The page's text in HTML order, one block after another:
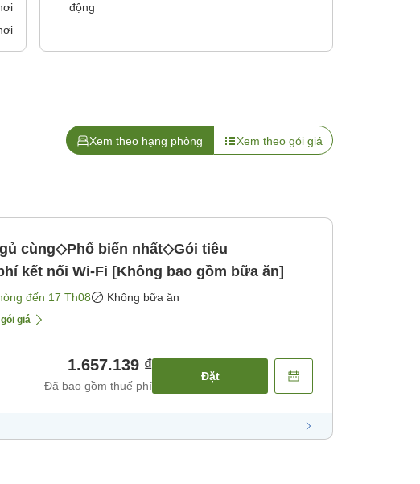
động
Xem theo hạng phòng Xem theo gói giá
cùng◇Phổ biến nhất◇Gói tiêu
kết nối Wi-Fi [Không bao gồm bữa ăn]
đến 17 Th08 Không bữa ăn
giá
1.657.139 ₫
Đã bao gồm thuế phí
Đặt